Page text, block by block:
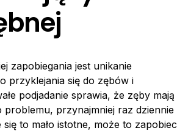
zapobiegania jest unikanie
przyklejania się do zębów i
podjadanie sprawia, że zęby mają
przynajmniej raz dziennie
to mało istotne, może to zapobiec